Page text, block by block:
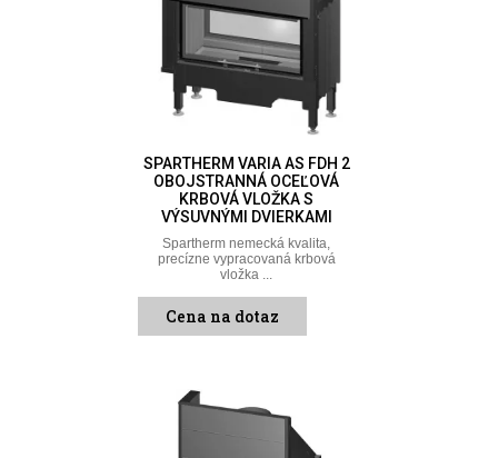
SPARTHERM VARIA AS FDH 2
OBOJSTRANNÁ OCEĽOVÁ
KRBOVÁ VLOŽKA S
VÝSUVNÝMI DVIERKAMI
Spartherm nemecká kvalita,
precízne vypracovaná krbová
vložka ...
Cena na dotaz